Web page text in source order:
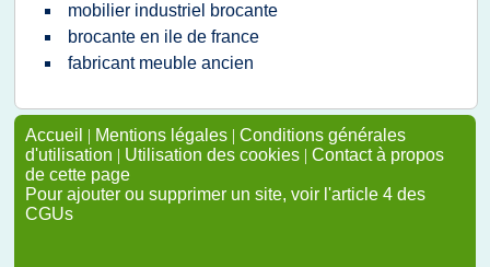
mobilier industriel brocante
brocante en ile de france
fabricant meuble ancien
Accueil | Mentions légales | Conditions générales
d'utilisation | Utilisation des cookies | Contact à propos
de cette page
Pour ajouter ou supprimer un site, voir l'article 4 des
CGUs